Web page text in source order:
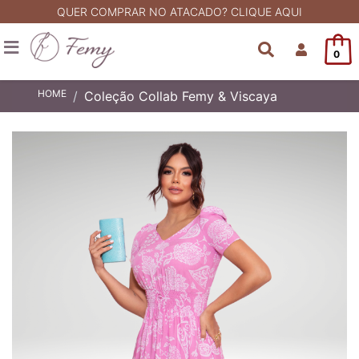
QUER COMPRAR NO ATACADO? CLIQUE AQUI
0
HOME Coleção Collab Femy & Viscaya